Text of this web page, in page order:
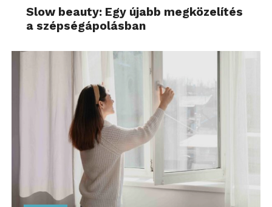
Slow beauty: Egy újabb megközelítés
a szépségápolásban